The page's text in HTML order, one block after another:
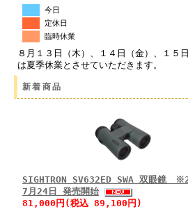
今日
定休日
臨時休業
８月１３日（木）、１４日（金）、１５日
は夏季休業とさせていただきます。
新着商品
SIGHTRON SV632ED SWA 双眼鏡
7月24日 発売開始
81,000円(税込 89,100円)